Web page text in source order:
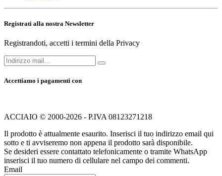
Registrati alla nostra Newsletter
Registrandoti, accetti i termini della Privacy
Accettiamo i pagamenti con
ACCIAIO © 2000-2026 - P.IVA 08123271218
Il prodotto è attualmente esaurito. Inserisci il tuo indirizzo email qui
sotto e ti avviseremo non appena il prodotto sarà disponibile.
Se desideri essere contattato telefonicamente o tramite WhatsApp
inserisci il tuo numero di cellulare nel campo dei commenti.
Email